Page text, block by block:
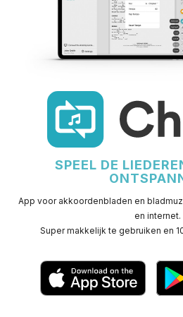
SPEEL DE
App voor akkoordenbladen en
en internet.
Super makkelijk te gebruiken en